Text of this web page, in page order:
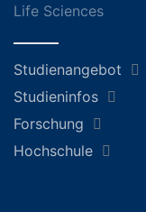
Life Sciences
Studienangebot
Studieninfos
Forschung
Hochschule